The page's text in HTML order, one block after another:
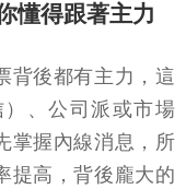
懂得跟著主力
背後都有主力，這
、公司派或市場
掌握內線消息，所
提高，背後龐大的